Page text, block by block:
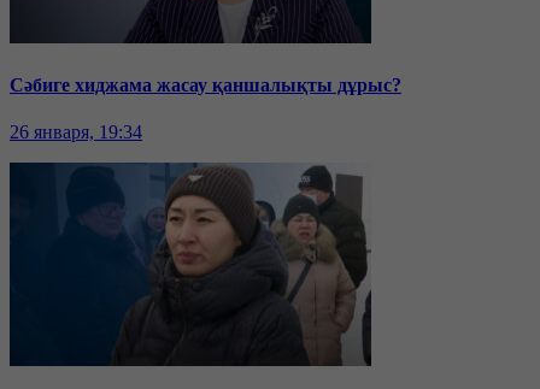
Сәбиге хиджама жасау қаншалықты дұрыс?
26 января, 19:34